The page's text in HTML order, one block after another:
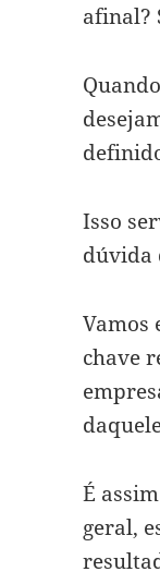
afinal?
Isso
dúvida
Vamos
chave
É
geral,